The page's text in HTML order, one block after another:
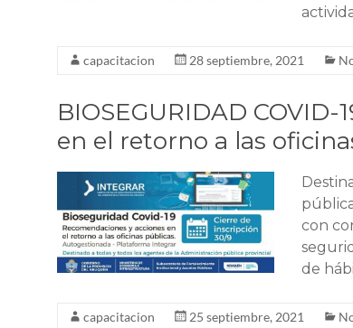
capacitacion 28 septiembre, 2021
BIOSEGURIDAD
en el retorno a las
con
de
capacitacion 25 septiembre, 2021